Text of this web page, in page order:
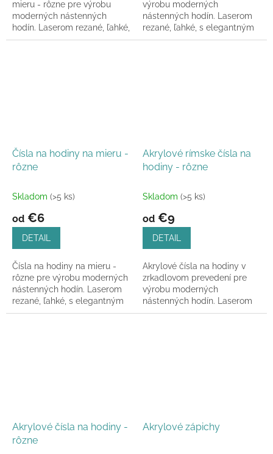
mieru - rôzne pre výrobu
moderných nástenných
hodín. Laserom rezané, ľahké,
s elegantným leskom.
výrobu moderných
nástenných hodín. Laserom
rezané, ľahké, s elegantným
leskom. Dostupné v rôznych
Čísla na hodiny na mieru -
rôzne
Skladom (>5 ks)
od €6
DETAIL
Čísla na hodiny na mieru -
rôzne pre výrobu moderných
nástenných hodín. Laserom
rezané, ľahké, s elegantným
leskom. Dostupné v rôznych
Akrylové rímske čísla na
hodiny - rôzne
Skladom (>5 ks)
od €9
DETAIL
Akrylové čísla na hodiny v
zrkadlovom prevedení pre
výrobu moderných
nástenných hodín. Laserom
rezané, ľahké, s elegantným
Akrylové čísla na hodiny -
rôzne
Akrylové zápichy